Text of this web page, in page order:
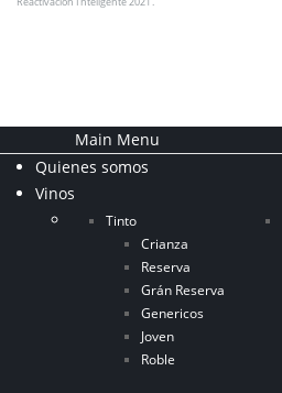
Main Menu
Quienes somos
Vinos
Tinto
Crianza
Reserva
Grán Reserva
Genericos
Joven
Roble